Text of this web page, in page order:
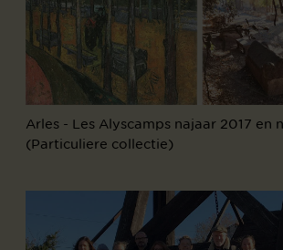
Arles - Les Alyscamps najaar 2017 en
(Particuliere collectie)